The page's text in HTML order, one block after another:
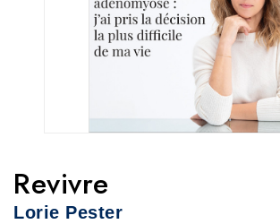
Revivre
Lorie Pester